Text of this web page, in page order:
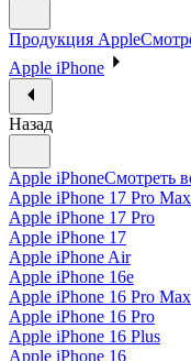
Продукция Apple
Apple iPhone
Назад
Apple iPhoneСмотреть
Apple iPhone 17 Pro Max
Apple iPhone 17 Pro
Apple iPhone 17
Apple iPhone Air
Apple iPhone 16e
Apple iPhone 16 Pro Max
Apple iPhone 16 Pro
Apple iPhone 16 Plus
Apple iPhone 16